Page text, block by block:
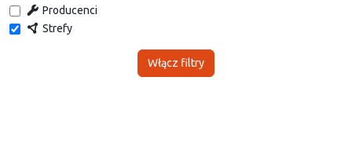
Producenci
Strefy
Włącz filtry